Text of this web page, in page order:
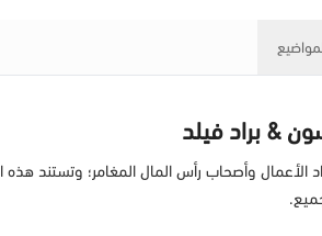
& براد فيلد
الأعمال وأصحاب رأس المال المغامر؛ وتستند